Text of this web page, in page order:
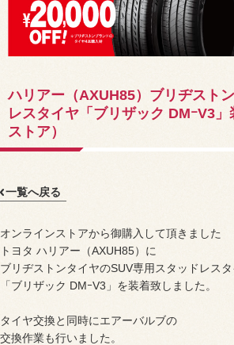
ハリアー（AXUH85）ブリヂスト
レスタイヤ「ブリザック DMｰV3
ストア）
一覧へ戻る
オンラインストアから御購入して頂きました
トヨタ ハリアー（AXUH85）に
ブリヂストンタイヤのSUV専用スタッドレス
「ブリザック DMｰV3」を装着致しました。
タイヤ交換と同時にエアーバルブの
交換作業も行いました。